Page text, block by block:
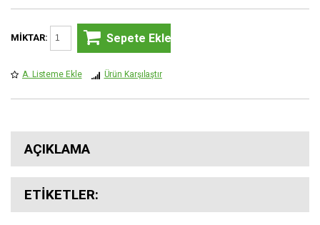
MIKTAR: Sepete Ekle
A. Listeme Ekle Ürün Karşılaştır
AÇIKLAMA
ETIKETLER: